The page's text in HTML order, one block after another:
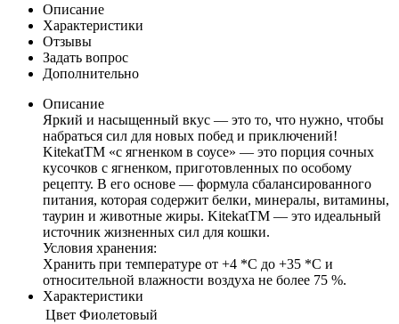
Описание
Характеристики
Отзывы
Задать вопрос
Дополнительно
Описание
Яркий и насыщенный вкус — это то, что нужно, чтобы
набраться сил для новых побед и приключений!
KitekatTM «с ягненком в соусе» — это порция сочных
кусочков с ягненком, приготовленных по особому
рецепту. В его основе — формула сбалансированного
питания, которая содержит белки, минералы, витамины,
таурин и животные жиры. KitekatTM — это идеальный
источник жизненных сил для кошки.
Условия хранения:
Хранить при температуре от +4 *С до +35 *С и
относительной влажности воздуха не более 75 %.
Характеристики
Цвет Фиолетовый